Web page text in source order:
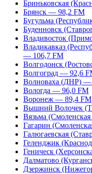
Бриньковская
Брянск — 98,2 FM
Бугульма
Буденновск
Владивосток
Владикавказ
— 106,7 FM
Волгодонск
Волгоград — 92,6
Волноваха (ДНР) —
Вологда — 96,0 FM
Воронеж — 89,4 FM
Вышний Волочек
Вязьма
Гагарин
Галюгаевская
Геленджик
Геническ
Далматово
Дзержинск